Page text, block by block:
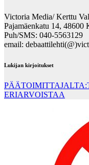
Victoria Media/ Kerttu
Pajamäenkatu 14, 48600
Puh/SMS: 040-5563129
email:
Lukijan kirjoitukset
ERIARVOISTAA